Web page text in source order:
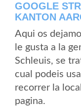
GOOGLE
KANTON
Aqui os
le gusta a la
Schleuis, se
cual podeis
recorrer la
pagina.